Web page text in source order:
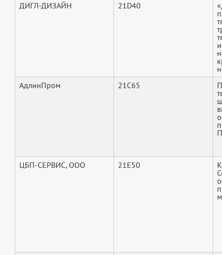
ДИГЛ-ДИЗАЙН 21D40
АдлинПром
21C65
ЦБП-СЕРВИС, ООО 21E50